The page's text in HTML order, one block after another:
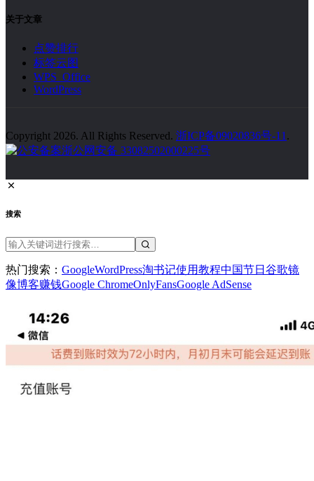
关于文章
点赞排行
标签云图
WPS Office
WordPress
Copyright 2026. All Rights Reserved. 浙ICP备09020836号-11 .
浙公网安备 33082502000225号
搜索
热门搜索： GoogleWordPress淘书记使用教程中国节日 谷歌镜
像博客赚钱Google ChromeOnlyFansGoogle AdSense